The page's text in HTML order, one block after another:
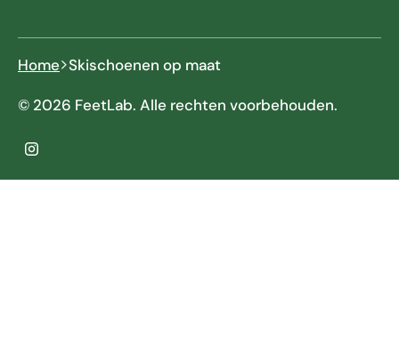
Home Skischoenen op maat
© 2026 FeetLab. Alle rechten voorbehouden.